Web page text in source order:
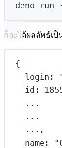
deno run
ก็จะได้ผลลัพธ์เป็
{
login :
id :
...
...
...,
name :